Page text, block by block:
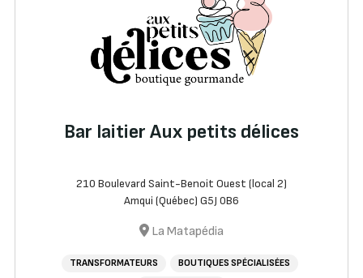
Bar laitier Aux petits délices
210 Boulevard Saint-Benoit Ouest (local 2)
Amqui (Québec) G5J 0B6
La Matapédia
TRANSFORMATEURS
BOUTIQUES SPÉCIALISÉES